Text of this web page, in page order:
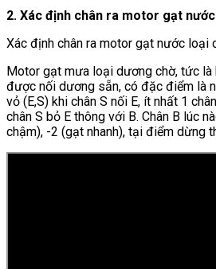
2. Xác định chân ra motor gạt
Xác định chân ra motor gạt nước loại
Motor gạt mưa loại dương chờ, tức là
được nối dương sẵn, có đặc điểm là
vỏ (E,S) khi chân S nối E, ít nhất 1
chân S bỏ E thông với B. Chân B lúc
chậm), -2 (gạt nhanh), tại điểm dừng